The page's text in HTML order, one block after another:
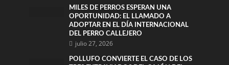
MILES DE PERROS ESPERAN UNA
OPORTUNIDAD: EL LLAMADO A
ADOPTAR EN EL DÍA INTERNACIONAL
DEL PERRO CALLEJERO
julio 27, 2026
POLLUFO CONVIERTE EL CASO DE LOS